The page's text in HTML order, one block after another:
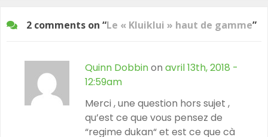
2 comments on “Le « Kluiklui » haut de gamme”
Quinn Dobbinon avril 13th, 2018 -
12:59am
Merci , une question hors sujet ,
qu’est ce que vous pensez de
“regime dukan“ et est ce que cà